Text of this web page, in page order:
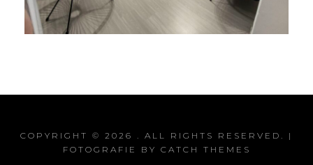
COPYRIGHT © 2026
. ALL RIGHTS RESERVED. |
FOTOGRAFIE BY CATCH THEMES